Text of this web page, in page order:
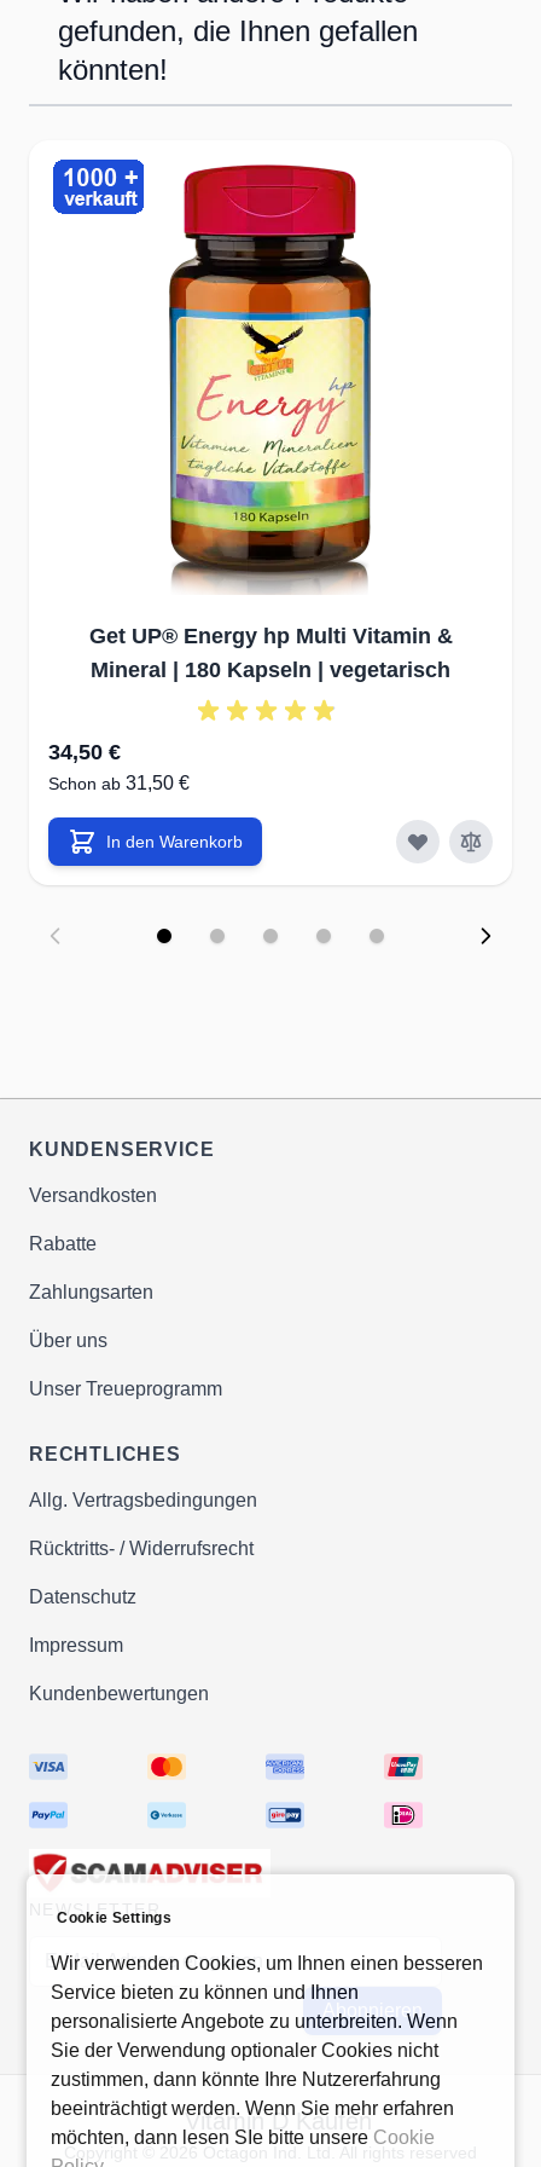
✔Gewinnen Sie mit uns an
Lebensqualität durch optimale
Qualität mit optimaler
Bioverfügbarkeit
✔Auswahl optimaler Wirkstoffe zur
Erreichung des bestmöglichen
Ernährungsnutzens
✔optimale Bioverfügbarkeit der
Ausgangsstoffe zur Erreichung bester
Versorgung
✔Überprüfung der Rezepturen durch
Lebensmittelgutachter für den
bestmöglichen Ernährungsnutzen
Herstellung in innovativen &
zertifizierten Lebensmittelbetrieben
✔ausgewählte Rohstoffe
Bioverfügbarkeit
✔unter Beachtung höchster
Qualitätsstandards (HACCP, GMP,
✔hygienisch produziert auf
Hilfsstoffe ohne Ernährungsnutzen
gentechnikfreien Zutaten &
ernährte & zufriedene Kunde!
gefunden, die Ihnen gefallen
könnten!
Get UP® Energy hp Multi Vitamin &
Mineral | 180 Kapseln | vegetarisch
34,50 €
Schon ab 31,50 €
In den Warenkorb
KUNDENSERVICE
Versandkosten
Rabatte
Zahlungsarten
Über uns
Unser Treueprogramm
RECHTLICHES
Allg. Vertragsbedingungen
Rücktritts- / Widerrufsrecht
Datenschutz
Impressum
Kundenbewertungen
NEWSLETTER
Abonnieren
Vitamin D Kaufen
Copyright © 2026 Octagon Ind. Ltd. All rights reserved
Cookie Settings
Wir verwenden Cookies, um Ihnen einen besseren
Service bieten zu können und Ihnen
personalisierte Angebote zu unterbreiten. Wenn
Sie der Verwendung optionaler Cookies nicht
zustimmen, dann könnte Ihre Nutzererfahrung
beeinträchtigt werden. Wenn Sie mehr erfahren
möchten, dann lesen SIe bitte unsere Cookie